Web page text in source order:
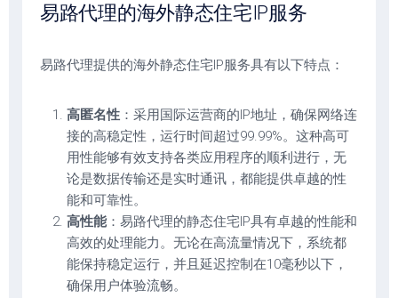
易路代理的海外静态住宅IP服务
易路代理提供的海外静态住宅IP服务具有以下特点：
高匿名性 ：采用国际运营商的IP地址，确保网络连
接的高稳定性，运行时间超过99.99%。这种高可
用性能够有效支持各类应用程序的顺利进行，无
论是数据传输还是实时通讯，都能提供卓越的性
能和可靠性。
高性能：易路代理的静态住宅IP具有卓越的性能和
高效的处理能力。无论在高流量情况下，系统都
能保持稳定运行，并且延迟控制在10毫秒以下，
确保用户体验流畅。